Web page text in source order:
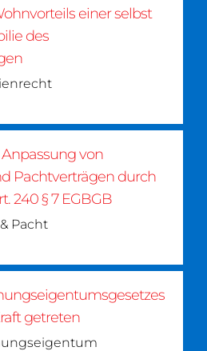
einer selbst
des
von
Pachtverträgen durch
240 § 7 EGBGB
Pacht
getreten